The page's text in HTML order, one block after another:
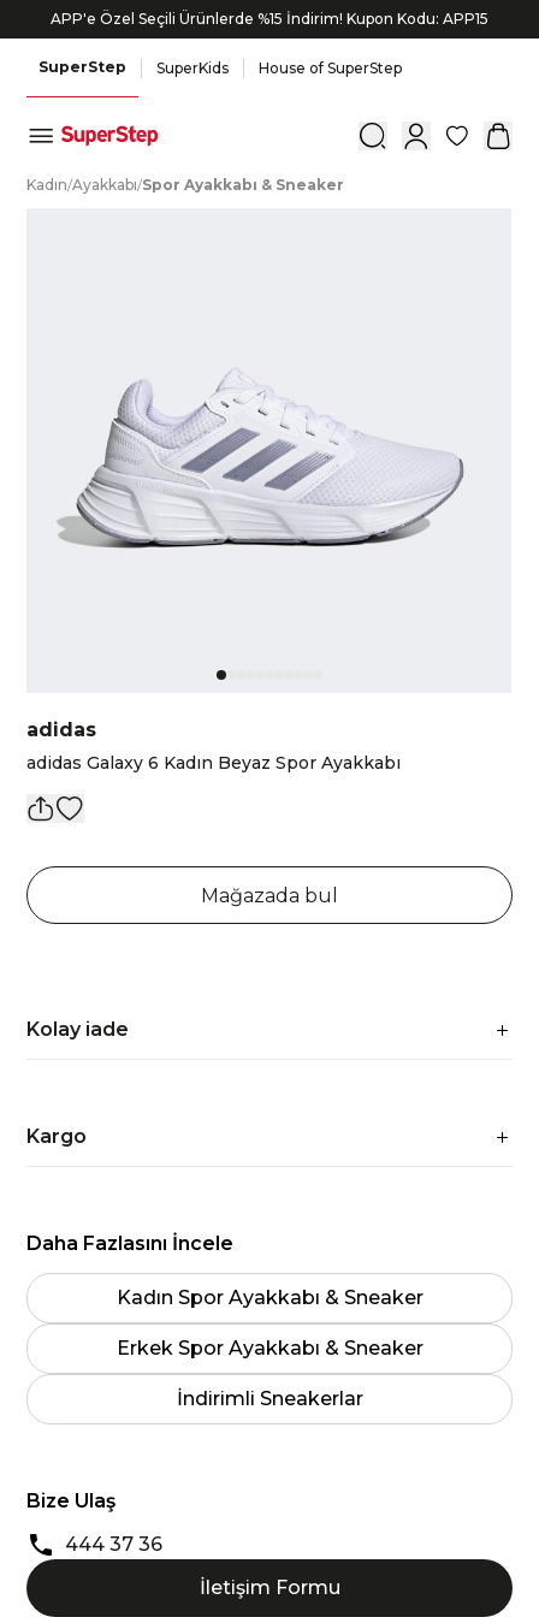
Siparişin 1-3 iş günü içerisinde kargoya verilecektir.
APP'e Özel Seçili Ürünlerde %15 İndirim! Kupon Kodu: APP15
SuperStep SuperKids House of SuperStep
0
Kadın/Ayakkabı/Spor Ayakkabı & Sneaker
adidas
adidas Galaxy 6 Kadın Beyaz Spor Ayakkabı
Mağazada bul
Kolay iade
Kargo
Daha Fazlasını İncele
Kadın Spor Ayakkabı & Sneaker
Erkek Spor Ayakkabı & Sneaker
İndirimli Sneakerlar
Bize Ulaş
444 37 36
İletişim Formu